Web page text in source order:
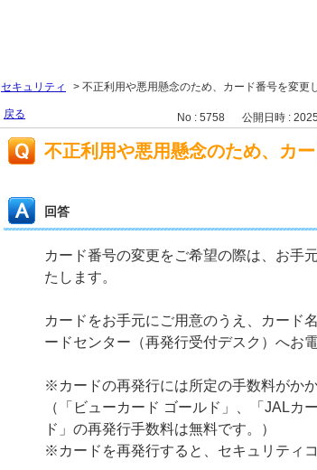
セキュリティ > 不正利用や悪用懸念のため、カード番号を変更
戻る No : 5758 公開日時 :
不正利用や悪用懸念のため、カ
回答
カード番号の変更をご希望の際は、お手
たします。
カードをお手元にご用意のうえ、カード
ードセンター（再発行受付デスク）へお
※カードの再発行には所定の手数料がか
（「ビューカード ゴールド」、「JALカ
ド」の再発行手数料は無料です。）
※カードを再発行すると、セキュリティ